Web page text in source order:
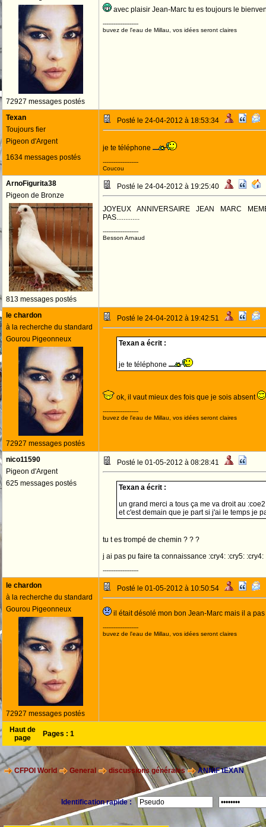
72927 messages postés
avec plaisir Jean-Marc tu es toujours le
--------------------
buvez de l'eau de Millau, vos idées seront claires
Texan
Toujours fier
Pigeon d'Argent
1634 messages postés
Posté le 24-04-2012 à 18:53:34
je te téléphone
--------------------
Coucou
ArnoFigurita38
Pigeon de Bronze
813 messages postés
Posté le 24-04-2012 à 19:25:40
JOYEUX ANNIVERSAIRE JEAN MARC
PAS.............
--------------------
Besson Arnaud
le chardon
à la recherche du standard
Gourou Pigeonneux
72927 messages postés
Posté le 24-04-2012 à 19:42:51
Texan a écrit :
je te téléphone
ok, il vaut mieux des fois que je sois absent
--------------------
buvez de l'eau de Millau, vos idées seront claires
nico11590
Pigeon d'Argent
625 messages postés
Posté le 01-05-2012 à 08:28:41
Texan a écrit :
un grand merci a tous ça me va droit au
et c'est demain que je part si j'ai le temps je
tu t es trompé de chemin ? ? ?
j ai pas pu faire ta connaissance :cry4: :cry5: :cry4:
--------------------
le chardon
à la recherche du standard
Gourou Pigeonneux
72927 messages postés
Posté le 01-05-2012 à 10:50:54
il était désolé mon bon Jean-Marc mais il a
--------------------
buvez de l'eau de Millau, vos idées seront claires
Haut de
page
Pages : 1
CFPOI World General discussions générales ANNIF tEXAN
Identification rapide :